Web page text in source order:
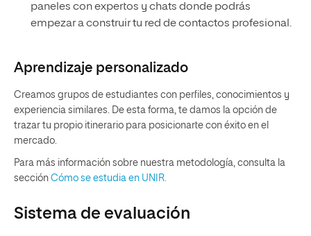
paneles con expertos y chats donde podrás
empezar a construir tu red de contactos profesional.
Aprendizaje personalizado
Creamos grupos de estudiantes con perfiles, conocimientos y
experiencia similares. De esta forma, te damos la opción de
trazar tu propio itinerario para posicionarte con éxito en el
mercado.
Para más información sobre nuestra metodología, consulta la
sección Cómo se estudia en UNIR.
Sistema de evaluación